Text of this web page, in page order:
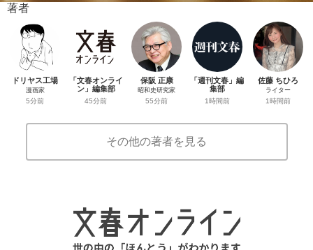
著者
ドリヤス工場
漫画家
5分前
「文春オンライ
ン」編集部
45分前
保阪 正康
昭和史研究家
55分前
「週刊文春」編
集部
1時間前
佐藤 ちひろ
ライター
1時間前
その他の著者を見る